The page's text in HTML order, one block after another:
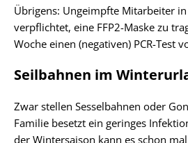
Übrigens: Ungeimpfte Mitarbeiter
verpflichtet, eine FFP2-Maske zu
Woche einen (negativen) PCR-Test
Seilbahnen im
Zwar stellen Sesselbahnen oder
Familie besetzt ein geringes
der Wintersaison kann es schon